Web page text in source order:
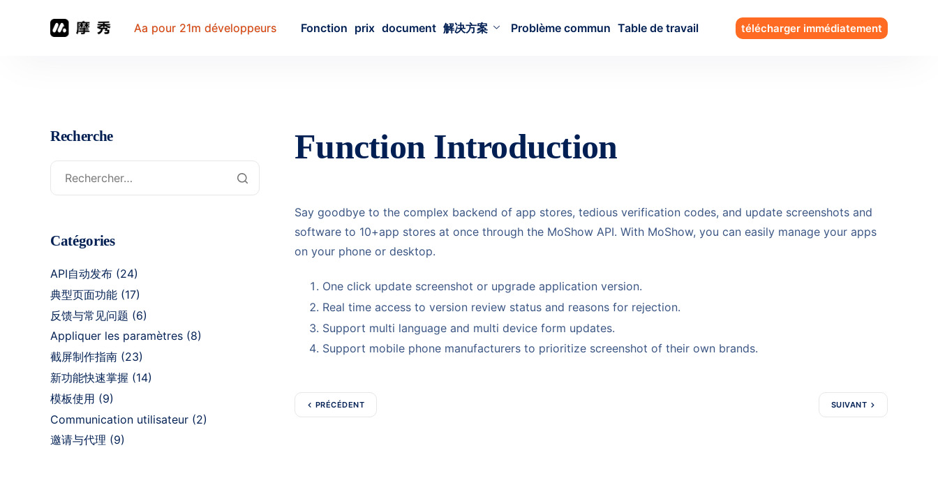
Aa pour 21m développeurs Fonction prix document 解决方案 Problème commun Table de travail télécharger immédiatement
Function Introduction
Say goodbye to the complex backend of app stores, tedious verification codes, and update screenshots and
software to 10+app stores at once through the MoShow API. With MoShow, you can easily manage your apps
on your phone or desktop.
One click update screenshot or upgrade application version.
Real time access to version review status and reasons for rejection.
Support multi language and multi device form updates.
Support mobile phone manufacturers to prioritize screenshot of their own brands.
PRÉCÉDENT SUIVANT
Recherche
Catégories
API自动发布 (24)
典型页面功能 (17)
反馈与常见问题 (6)
Appliquer les paramètres (8)
截屏制作指南 (23)
新功能快速掌握 (14)
模板使用 (9)
Communication utilisateur (2)
邀请与代理 (9)